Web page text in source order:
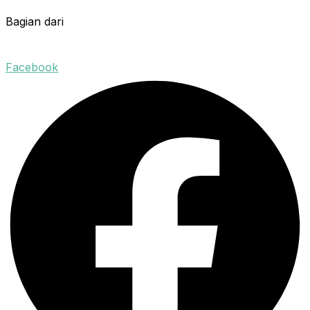
Bagian dari
Facebook